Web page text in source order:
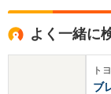
よく一緒に
ト
ブ